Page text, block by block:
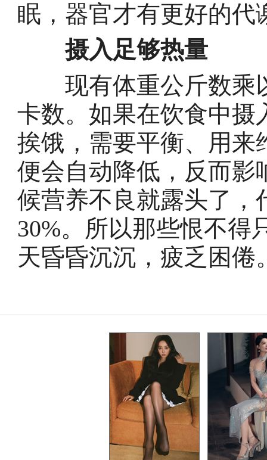
眠，器官才有更好的代
摄入足够热量
现有体重公斤数乘
卡数。如果在饮食中摄
挨饿，需要平衡、用来
便会自动降低，反而影
候营养不良就露头了，
30%。所以那些恨不得
天昏昏沉沉，疲乏困倦